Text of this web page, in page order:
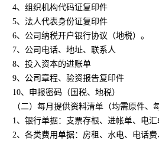
4、组织机构代码证复印件
5、法人代表身份证复印件
6、公司纳税开户银行协议（地税）。
7、公司电话、地址、联系人
8、投入资本的进账单
9、公司章程、验资报告复印件
10、申报密码（国税、地税）
（二）每月提供资料清单（均需原件、
1、银行单据：支票存根、进帐单、电
2、各类费用单据：房租、水电、电话